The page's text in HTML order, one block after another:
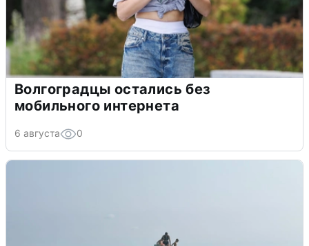
Волгоградцы остались без
мобильного интернета
6 августа 0